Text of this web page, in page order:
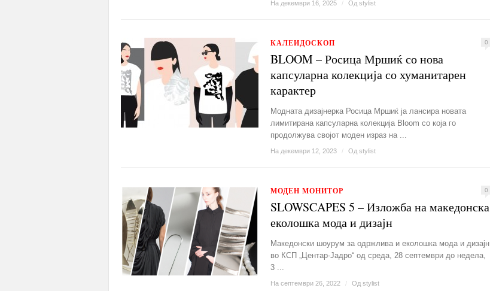
На декември 16, 2025 / Од stylist
КАЛЕИДОСКОП 0
BLOOM – Росица Мршиќ со нова
капсуларна колекција со хуманитарен
карактер
Модната дизајнерка Росица Мршиќ ја лансира новата
лимитирана капсуларна колекција Bloom со која го
продолжува својот моден израз на ...
На декември 12, 2023 / Од stylist
МОДЕН МОНИТОР 0
SLOWSCAPES 5 – Изложба на македонска
еколошка мода и дизајн
Македонски шоурум за одржлива и еколошка мода и дизајн
во КСП „Центар-Јадро“ од среда, 28 септември до недела,
3 ...
На септември 26, 2022 / Од stylist